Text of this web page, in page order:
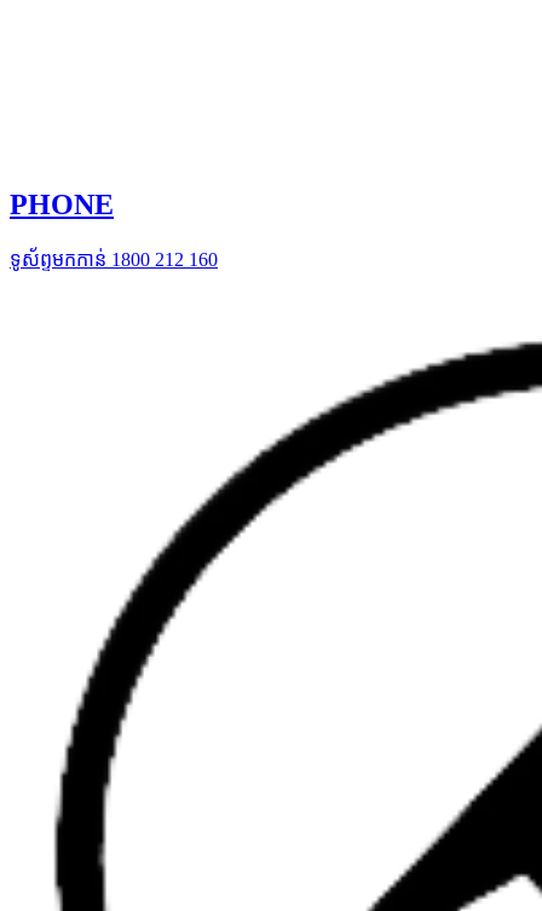
PHONE
ទូស័ព្ទមកកាន់ 1800 212 160